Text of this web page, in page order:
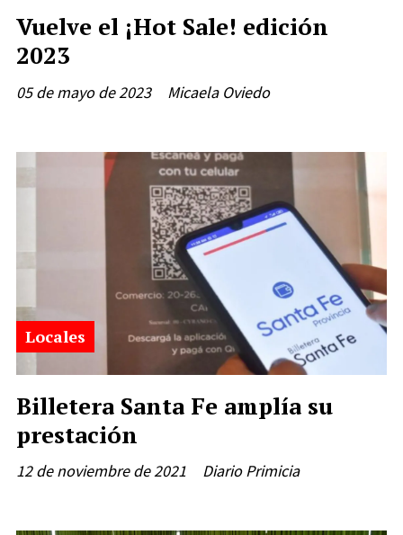
Vuelve el ¡Hot Sale! edición
2023
Micaela Oviedo
05 de mayo de 2023
Billetera Santa Fe amplía su
prestación
Diario Primicia
Locales
12 de noviembre de 2021